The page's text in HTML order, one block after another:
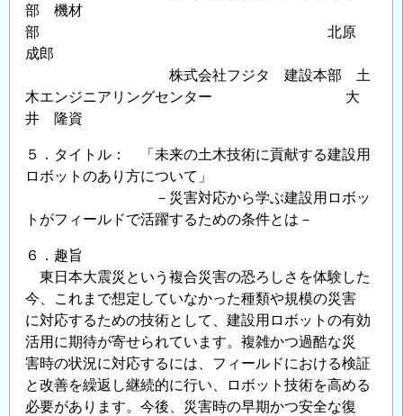
対
応
の
験・
教
を
え
「育
む」
の
部 機材
部 北原
成郎
株式会社フジタ 建設本部 土
木エンジニアリングセンター 大
井 隆資
５．タイトル： 「未来の土木技術に貢献する建設用
ロボットのあり方について」
－災害対応から学ぶ建設用ロボッ
トがフィールドで活躍するための条件とは－
６．趣旨
東日本大震災という複合災害の恐ろしさを体験した
今、これまで想定していなかった種類や規模の災害
に対応するための技術として、建設用ロボットの有効
活用に期待が寄せられています。複雑かつ過酷な災
害時の状況に対応するには、フィールドにおける検証
と改善を繰返し継続的に行い、ロボット技術を高める
必要があります。今後、災害時の早期かつ安全な復